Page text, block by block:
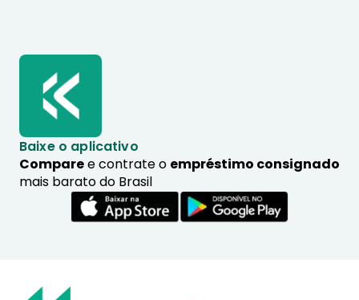
Baixe o aplicativo
Comparee contrate o empréstimo consignado
mais barato do Brasil